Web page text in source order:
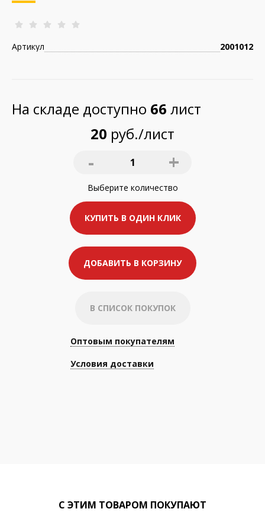
Артикул 2001012
На складе доступно 66 лист
20 руб./лист
- 1 +
Выберите количество
КУПИТЬ В ОДИН КЛИК
ДОБАВИТЬ В КОРЗИНУ
В СПИСОК ПОКУПОК
Оптовым покупателям
Условия доставки
С ЭТИМ ТОВАРОМ ПОКУПАЮТ